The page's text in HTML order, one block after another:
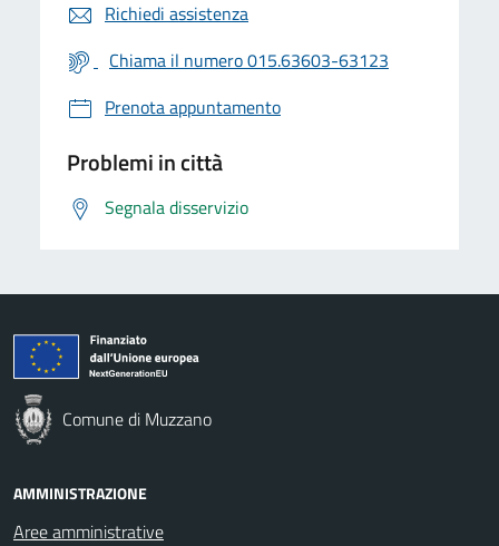
Richiedi assistenza
Chiama il numero 015.63603-63123
Prenota appuntamento
Problemi in città
Segnala disservizio
Comune di Muzzano
AMMINISTRAZIONE
Aree amministrative